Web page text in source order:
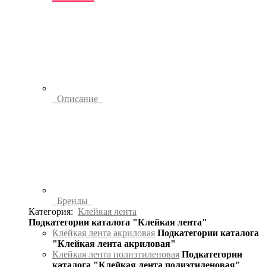
Описание
Бренды
Категория: Клейкая лента
Подкатегории каталога "Клейкая лента"
Клейкая лента акриловая Подкатегории каталога
"Клейкая лента акриловая"
Клейкая лента полиэтиленовая Подкатегории
каталога "Клейкая лента полиэтиленовая"